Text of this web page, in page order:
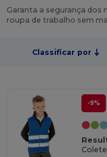
Garanta a segurança dos
roupa de trabalho sem
Classificar por
-9%